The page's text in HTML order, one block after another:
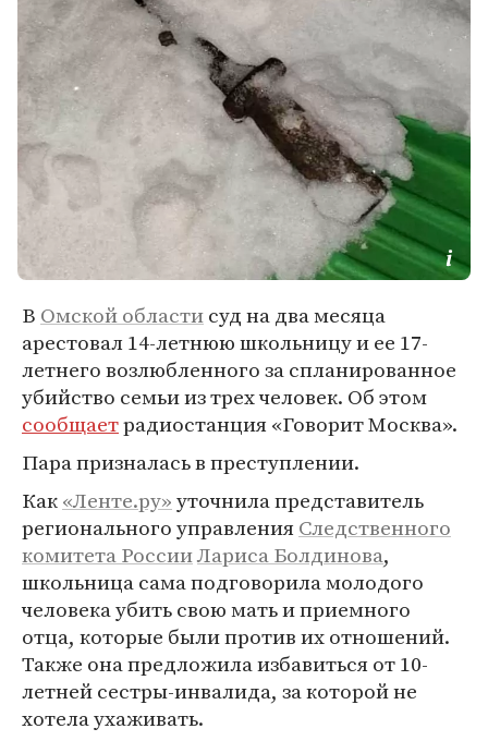
В Омской областисуд на два месяца
арестовал 14-летнюю школьницу и ее 17-
летнего возлюбленного за спланированное
убийство семьи из трех человек. Об этом
сообщаетрадиостанция «Говорит Москва».
Пара призналась в преступлении.
Как«Ленте.ру»уточнила представитель
регионального управленияСледственного
комитета РоссииЛариса Болдинова,
школьница сама подговорила молодого
человека убить свою мать и приемного
отца, которые были против их отношений.
Также она предложила избавиться от 10-
летней сестры-инвалида, за которой не
хотела ухаживать.